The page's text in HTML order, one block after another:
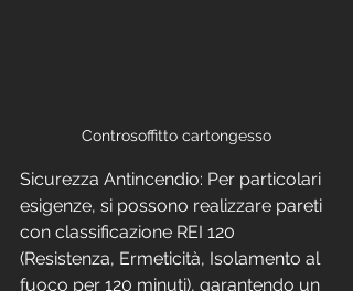
Controsoffitto cartongesso
Sicurezza Antincendio: Per particolari
esigenze, si possono realizzare pareti
con classificazione REI 120
(Resistenza, Ermeticità, Isolamento al
fuoco per 120 minuti), garantendo un